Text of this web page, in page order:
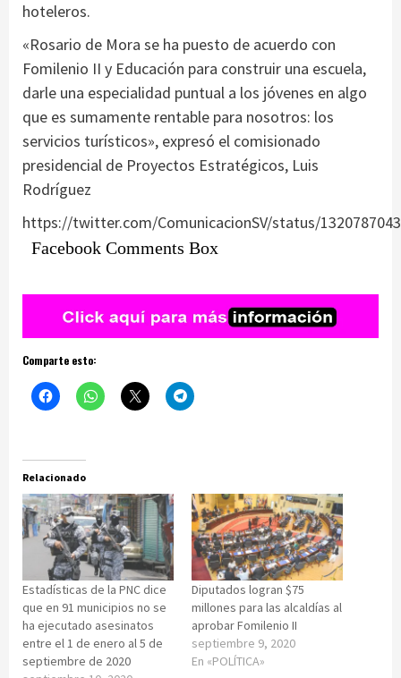
hoteleros.
«Rosario de Mora se ha puesto de acuerdo con
Fomilenio II y Educación para construir una escuela,
darle una especialidad puntual a los jóvenes en algo
que es sumamente rentable para nosotros: los
servicios turísticos», expresó el comisionado
presidencial de Proyectos Estratégicos, Luis
Rodríguez
https://twitter.com/ComunicacionSV/status/
Facebook Comments Box
Comparte esto:
Relacionado
Estadísticas de la PNC dice
que en 91 municipios no se
ha ejecutado asesinatos
entre el 1 de enero al 5 de
septiembre de 2020
Diputados logran $75
millones para las alcaldías al
aprobar Fomilenio II
septiembre 9, 2020
En «POLÍTICA»